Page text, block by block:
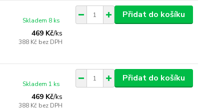
469 Kč/ks
388 Kč bez DPH
Skladem 8 ks
Přidat do košíku
469 Kč/ks
388 Kč bez DPH
Skladem 1 ks
Přidat do košíku